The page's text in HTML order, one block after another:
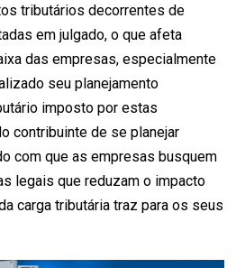
tributários decorrentes de
em julgado, o que afeta
das empresas, especialmente
seu planejamento
imposto por estas
contribuinte de se planejar
com que as empresas busquem
legais que reduzam o impacto
carga tributária traz para os seus